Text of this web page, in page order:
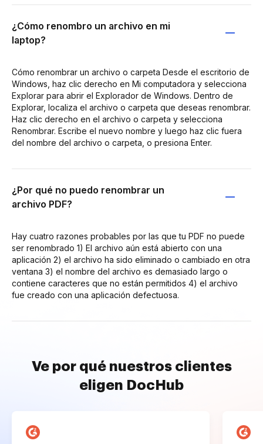
¿Cómo renombro un archivo en mi
laptop?
Cómo renombrar un archivo o carpeta Desde el escritorio de
Windows, haz clic derecho en Mi computadora y selecciona
Explorar para abrir el Explorador de Windows. Dentro de
Explorar, localiza el archivo o carpeta que deseas renombrar.
Haz clic derecho en el archivo o carpeta y selecciona
Renombrar. Escribe el nuevo nombre y luego haz clic fuera
del nombre del archivo o carpeta, o presiona Enter.
¿Por qué no puedo renombrar un
archivo PDF?
Hay cuatro razones probables por las que tu PDF no puede
ser renombrado 1) El archivo aún está abierto con una
aplicación 2) el archivo ha sido eliminado o cambiado en otra
ventana 3) el nombre del archivo es demasiado largo o
contiene caracteres que no están permitidos 4) el archivo
fue creado con una aplicación defectuosa.
Ve por qué nuestros clientes
eligen DocHub